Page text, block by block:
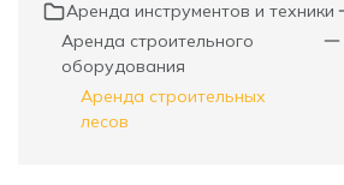
Аренда инструментов и техники
Аренда строительного
оборудования
Аренда строительных
лесов